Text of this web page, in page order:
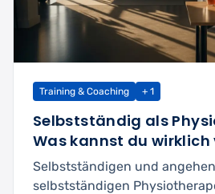
Training & Coaching + 1
Selbstständig als
Was kannst du wirklich
Selbstständigen und
selbstständigen